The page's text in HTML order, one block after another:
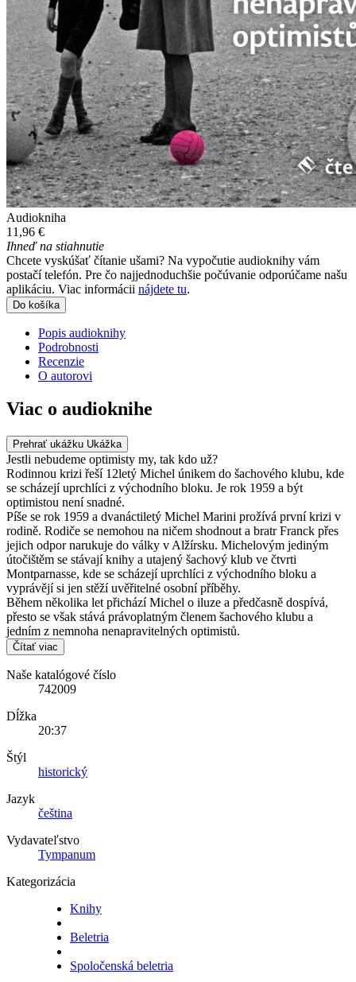
Audiokniha
11,96 €
Ihneď na stiahnutie
Chcete vyskúšať čítanie ušami? Na vypočutie audioknihy vám
postačí telefón. Pre čo najjednoduchšie počúvanie odporúčame našu
aplikáciu. Viac informácii nájdete tu.
Do košíka
Popis audioknihy
Podrobnosti
Recenzie
O autorovi
Viac o audioknihe
Prehrať ukážku Ukážka
Jestli nebudeme optimisty my, tak kdo už?
Rodinnou krizi řeší 12letý Michel únikem do šachového klubu, kde
se scházejí uprchlíci z východního bloku. Je rok 1959 a být
optimistou není snadné.
Píše se rok 1959 a dvanáctiletý Michel Marini prožívá první krizi v
rodině. Rodiče se nemohou na ničem shodnout a bratr Franck přes
jejich odpor narukuje do války v Alžírsku. Michelovým jediným
útočištěm se stávají knihy a utajený šachový klub ve čtvrti
Montparnasse, kde se scházejí uprchlíci z východního bloku a
vyprávějí si jen stěží uvěřitelné osobní příběhy.
Během několika let přichází Michel o iluze a předčasně dospívá,
přesto se však stává právoplatným členem šachového klubu a
jedním z nemnoha nenapravitelných optimistů.
Čítať viac
Naše katalógové číslo
742009
Dĺžka
20:37
Štýl
historický
Jazyk
čeština
Vydavateľstvo
Tympanum
Kategorizácia
Knihy
Beletria
Spoločenská beletria